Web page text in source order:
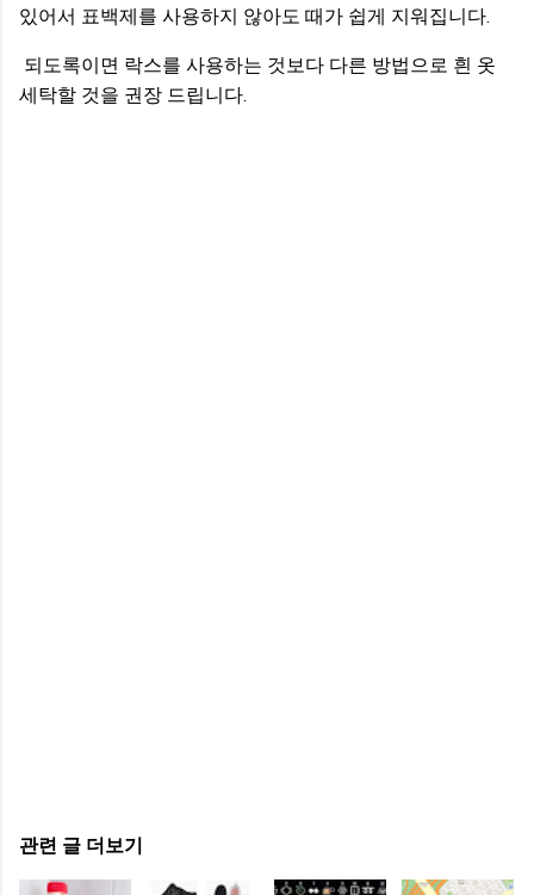
있어서 표백제를 사용하지 않아도 때가 쉽게 지워집니다.
되도록이면 락스를 사용하는 것보다 다른 방법으로 흰 옷
세탁할 것을 권장 드립니다.
관련 글 더보기